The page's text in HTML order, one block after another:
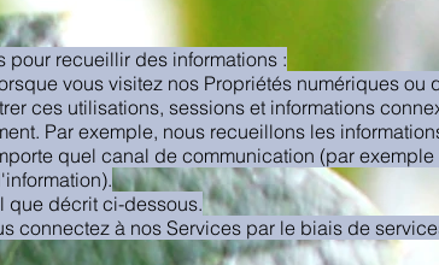
recueillir des informations :
vous visitez nos Propriétés numériques ou
ces utilisations, sessions et informations
Par exemple, nous recueillons les
quel canal de communication (par
que décrit ci-dessous.
connectez à nos Services par le biais de